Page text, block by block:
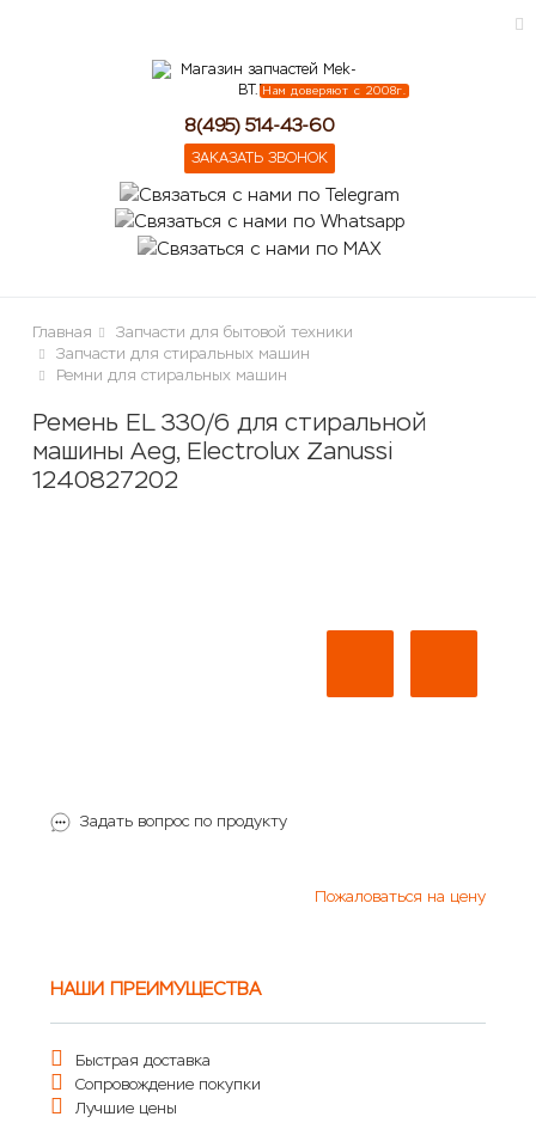
Нам доверяют с 2008г.
8(495) 514-43-60
ЗАКАЗАТЬ ЗВОНОК
Главная
Запчасти для бытовой техники
Запчасти для стиральных машин
Ремни для стиральных машин
Ремень EL 330/6 для стиральной
машины Aeg, Electrolux Zanussi
1240827202
Задать вопрос по продукту
Пожаловаться на цену
НАШИ ПРЕИМУЩЕСТВА
Быстрая доставка
Сопровождение покупки
Лучшие цены